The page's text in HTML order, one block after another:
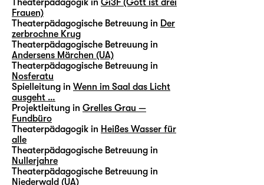
Theaterpädagogik in Gi3F (Gott ist drei
Frauen)
Theaterpädagogische Betreuung in Der
zerbrochne Krug
Theaterpädagogische Betreuung in
Andersens Märchen (UA)
Theaterpädagogische Betreuung in
Nosferatu
Spielleitung in Wenn im Saal das Licht
ausgeht …
Projektleitung in Grelles Grau —
Fundbüro
Theaterpädagogik in Heißes Wasser für
alle
Theaterpädagogische Betreuung in
Nullerjahre
Theaterpädagogische Betreuung in
Niederwald (UA)